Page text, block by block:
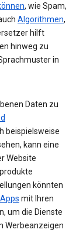
, wie Spam,
Algorithmen,
hilft
hinweg zu
in
Daten zu
beispielsweise
kann eine
Website
könnten
mit Ihren
um die Dienste
Werbeanzeigen